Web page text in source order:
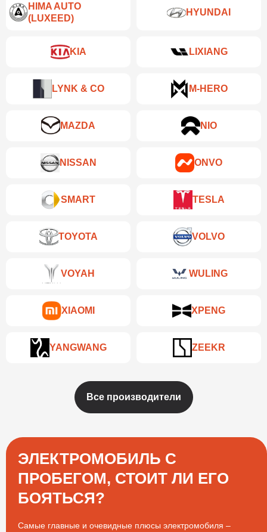
HIMA AUTO
(LUXEED)
HYUNDAI
KIA LIXIANG
LYNK & CO M-HERO
MAZDA NIO
NISSAN ONVO
SMART TESLA
TOYOTA VOLVO
VOYAH WULING
XIAOMI XPENG
YANGWANG ZEEKR
Все производители
ЭЛЕКТРОМОБИЛЬ С
ПРОБЕГОМ, СТОИТ ЛИ ЕГО
БОЯТЬСЯ?
Самые главные и очевидные плюсы электромобиля –